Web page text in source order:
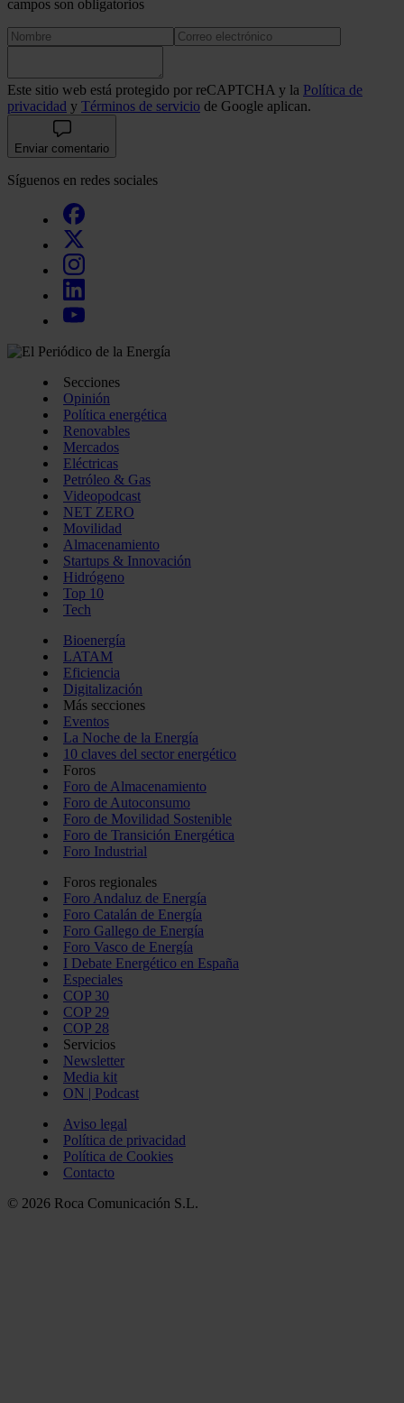
campos son obligatorios
Este sitio web está protegido por reCAPTCHA y la Política de
privacidad y Términos de servicio de Google aplican.
Enviar comentario
Síguenos en redes sociales
Secciones
Opinión
Política energética
Renovables
Mercados
Eléctricas
Petróleo & Gas
Videopodcast
NET ZERO
Movilidad
Almacenamiento
Startups & Innovación
Hidrógeno
Top 10
Tech
Bioenergía
LATAM
Eficiencia
Digitalización
Más secciones
Eventos
La Noche de la Energía
10 claves del sector energético
Foros
Foro de Almacenamiento
Foro de Autoconsumo
Foro de Movilidad Sostenible
Foro de Transición Energética
Foro Industrial
Foros regionales
Foro Andaluz de Energía
Foro Catalán de Energía
Foro Gallego de Energía
Foro Vasco de Energía
I Debate Energético en España
Especiales
COP 30
COP 29
COP 28
Servicios
Newsletter
Media kit
ON | Podcast
Aviso legal
Política de privacidad
Política de Cookies
Contacto
© 2026 Roca Comunicación S.L.